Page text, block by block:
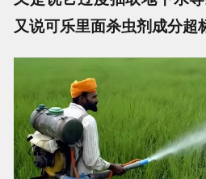
又说可乐里面杀虫剂成分超